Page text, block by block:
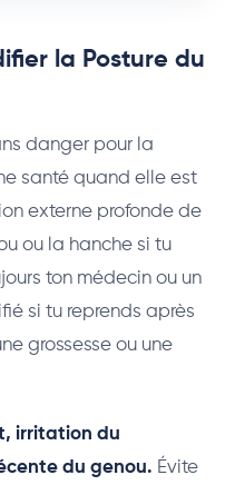
la Posture du
danger pour la
santé quand elle est
externe profonde de
ou la hanche si tu
ton médecin ou un
si tu reprends après
grossesse ou une
irritation du
du genou. Évite